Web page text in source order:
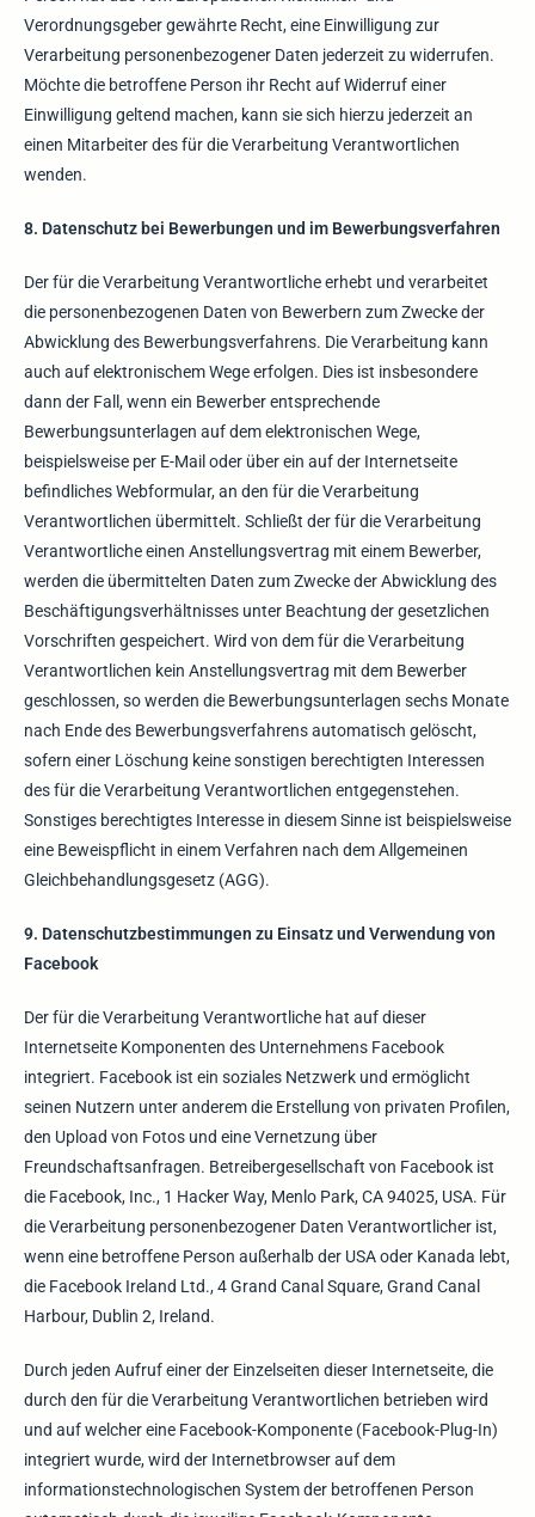
Verordnungsgeber gewährte Recht, eine Einwilligung zur
Verarbeitung personenbezogener Daten jederzeit zu widerrufen.
Möchte die betroffene Person ihr Recht auf Widerruf einer
Einwilligung geltend machen, kann sie sich hierzu jederzeit an
einen Mitarbeiter des für die Verarbeitung Verantwortlichen
wenden.
8. Datenschutz bei Bewerbungen und im Bewerbungsverfahren
Der für die Verarbeitung Verantwortliche erhebt und verarbeitet
die personenbezogenen Daten von Bewerbern zum Zwecke der
Abwicklung des Bewerbungsverfahrens. Die Verarbeitung kann
auch auf elektronischem Wege erfolgen. Dies ist insbesondere
dann der Fall, wenn ein Bewerber entsprechende
Bewerbungsunterlagen auf dem elektronischen Wege,
beispielsweise per E-Mail oder über ein auf der Internetseite
befindliches Webformular, an den für die Verarbeitung
Verantwortlichen übermittelt. Schließt der für die Verarbeitung
Verantwortliche einen Anstellungsvertrag mit einem Bewerber,
werden die übermittelten Daten zum Zwecke der Abwicklung des
Beschäftigungsverhältnisses unter Beachtung der gesetzlichen
Vorschriften gespeichert. Wird von dem für die Verarbeitung
Verantwortlichen kein Anstellungsvertrag mit dem Bewerber
geschlossen, so werden die Bewerbungsunterlagen sechs Monate
nach Ende des Bewerbungsverfahrens automatisch gelöscht,
sofern einer Löschung keine sonstigen berechtigten Interessen
des für die Verarbeitung Verantwortlichen entgegenstehen.
Sonstiges berechtigtes Interesse in diesem Sinne ist beispielsweise
eine Beweispflicht in einem Verfahren nach dem Allgemeinen
Gleichbehandlungsgesetz (AGG).
9. Datenschutzbestimmungen zu Einsatz und Verwendung von
Facebook
Der für die Verarbeitung Verantwortliche hat auf dieser
Internetseite Komponenten des Unternehmens Facebook
integriert. Facebook ist ein soziales Netzwerk und ermöglicht
seinen Nutzern unter anderem die Erstellung von privaten Profilen,
den Upload von Fotos und eine Vernetzung über
Freundschaftsanfragen. Betreibergesellschaft von Facebook ist
die Facebook, Inc., 1 Hacker Way, Menlo Park, CA 94025, USA. Für
die Verarbeitung personenbezogener Daten Verantwortlicher ist,
wenn eine betroffene Person außerhalb der USA oder Kanada lebt,
die Facebook Ireland Ltd., 4 Grand Canal Square, Grand Canal
Harbour, Dublin 2, Ireland.
Durch jeden Aufruf einer der Einzelseiten dieser Internetseite, die
durch den für die Verarbeitung Verantwortlichen betrieben wird
und auf welcher eine Facebook-Komponente (Facebook-Plug-In)
integriert wurde, wird der Internetbrowser auf dem
informationstechnologischen System der betroffenen Person